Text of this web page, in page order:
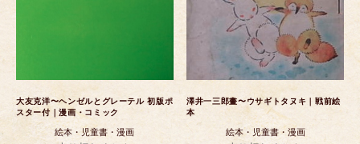
大友克洋〜ヘンゼルとグレーテル 初版ポ
スター付｜漫画・コミック
絵本・児童書・漫画
澤井一三郎畫〜ウサギトタヌキ｜戦前絵
本
絵本・児童書・漫画